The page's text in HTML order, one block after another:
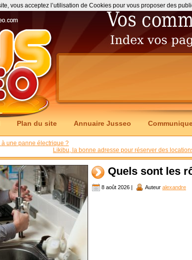
Plan du site Annuaire Jusseo
une panne électrique ?
Likibu, la bonne adresse pour réserver des
Quels sont les
8 août 2026 | Auteur alexandre
vous acceptez l’utilisation de Cookies pour vous proposer des